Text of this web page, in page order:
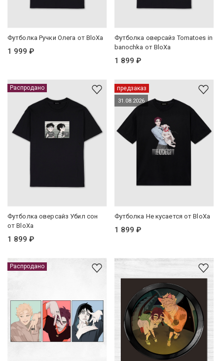
Футболка Ручки Олега от BloXa
1 999 ₽
Футболка оверсайз Tomatoes in
banochka от BloXa
1 899 ₽
Распродано
Футболка оверсайз Убил сон
от BloXa
1 899 ₽
предзаказ
31.08.2026
Футболка Не кусается от BloXa
1 899 ₽
Распродано